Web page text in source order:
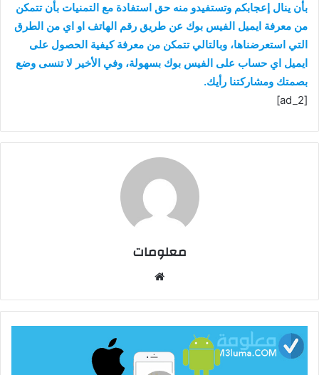
بأن ينال إعجابكم وتستفيدو منه حق استفادة مع التمنيات بأن تتمكن
من معرفة ايميل الفيس بوك عن طريق رقم الهاتف او اي من الطرق
التي استعرضناها، وبالتالي تتمكن من معرفة كيفية الحصول على
ايميل اي حساب على الفيس بوك بسهولة، وفي الأخير لا تنسى وضع
بصمتك ومشاركتنا رأيك.
[ad_2]
معلومات
ق
ع
ل